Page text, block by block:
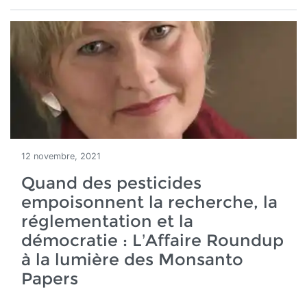
12 novembre, 2021
Quand des pesticides
empoisonnent la recherche, la
réglementation et la
démocratie : L’Affaire Roundup
à la lumière des Monsanto
Papers